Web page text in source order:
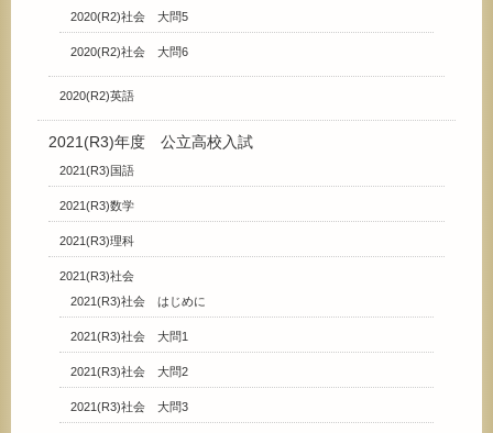
2020(R2)社会 大問5
2020(R2)社会 大問6
2020(R2)英語
2021(R3)年度 公立高校入試
2021(R3)国語
2021(R3)数学
2021(R3)理科
2021(R3)社会
2021(R3)社会 はじめに
2021(R3)社会 大問1
2021(R3)社会 大問2
2021(R3)社会 大問3